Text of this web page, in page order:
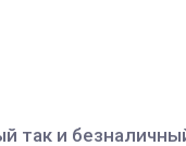
так и